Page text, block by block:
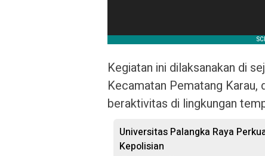
Kegiatan ini dilaksanakan di
Kecamatan Pematang Karau,
beraktivitas di lingkungan
Universitas Palangka Raya
Kepolisian